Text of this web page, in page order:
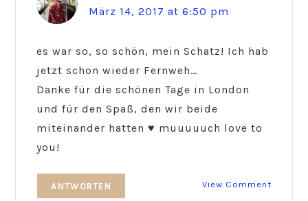
März 14, 2017 at 6:50 pm
es war so, so schön, mein Schatz! Ich hab
jetzt schon wieder Fernweh…
Danke für die schönen Tage in London
und für den Spaß, den wir beide
miteinander hatten ♥ muuuuuch love to
you!
View Comment
ANTWORTEN